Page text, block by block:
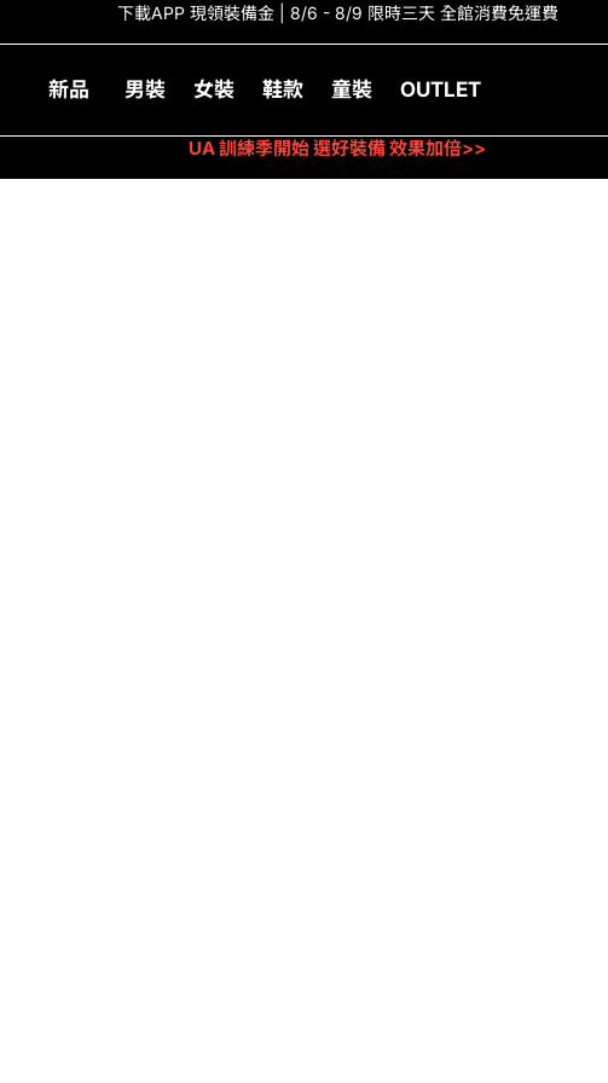
下載APP 現領裝備金 | 8/6 - 8/9 限時三天 全館消費免運費
新品 男裝 女裝 鞋款 童裝 OUTLET
UA 訓練季開始 選好裝備 效果加倍>>